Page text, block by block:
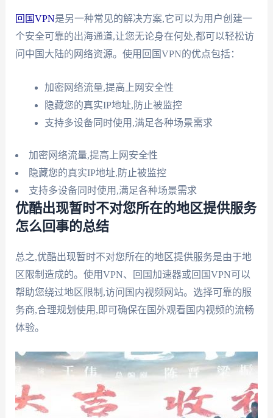
回国VPN是另一种常见的解决方案,它可以为用户创建一
个安全可靠的出海通道,让您无论身在何处,都可以轻松访
问中国大陆的网络资源。使用回国VPN的优点包括：
加密网络流量,提高上网安全性
隐藏您的真实IP地址,防止被监控
支持多设备同时使用,满足各种场景需求
加密网络流量,提高上网安全性
隐藏您的真实IP地址,防止被监控
支持多设备同时使用,满足各种场景需求
优酷出现暂时不对您所在的地区提供服务
怎么回事的总结
总之,优酷出现暂时不对您所在的地区提供服务是由于地
区限制造成的。使用VPN、回国加速器或回国VPN可以
帮助您绕过地区限制,访问国内视频网站。选择可靠的服
务商,合理规划使用,即可确保在国外观看国内视频的流畅
体验。